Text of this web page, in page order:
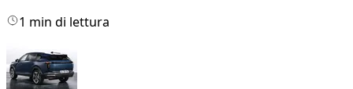
1 min di lettura